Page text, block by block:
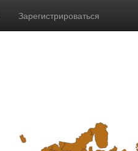
Зарегистрироваться